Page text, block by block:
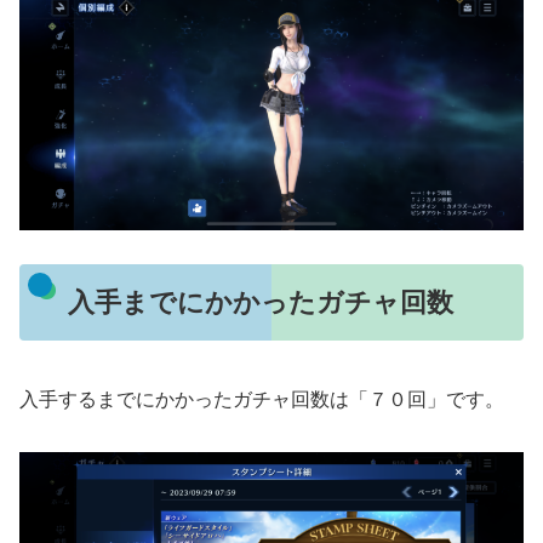
入手までにかかったガチャ回数
入手するまでにかかったガチャ回数は「７０回」です。